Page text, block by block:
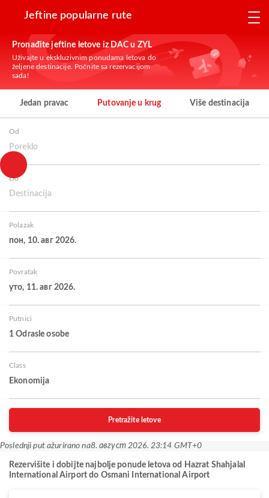
Jeftine popularne rute
Pronađite jeftine letove iz DAC u ZYL
Uživajte u ekskluzivnim ponudama letova do
željene destinacije. Počnite sa rezervacijom
sada!
Jedan pravac Putovanje u krug Više destinacija
Od
Poreklo
Do
Destinacija
Polazak
пон, 10. авг 2026.
Povratak
уто, 11. авг 2026.
Putnici
1 Odrasle osobe
Class
Ekonomija
Pretražite letove
Poslednji put ažurirano na8. август 2026. 23:14 GMT+0
Rezervišite i dobijte najbolje ponude letova od Hazrat Shahjalal
International Airport do Osmani International Airport